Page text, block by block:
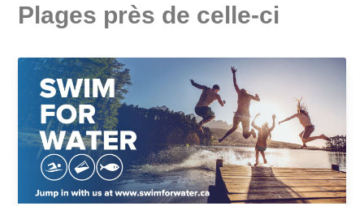
Plages près de celle-ci